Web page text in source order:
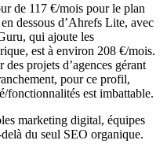
de 117 €/mois pour le plan
dessous d’Ahrefs Lite, avec
qui ajoute les
est à environ 208 €/mois.
projets d’agences gérant
pour ce profil,
fonctionnalités est imbattable.
marketing digital, équipes
du seul SEO organique.